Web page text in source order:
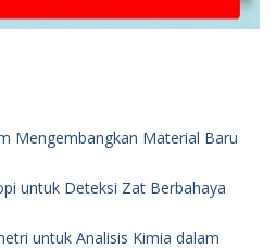
Mengembangkan Material Baru
untuk Deteksi Zat Berbahaya
untuk Analisis Kimia dalam